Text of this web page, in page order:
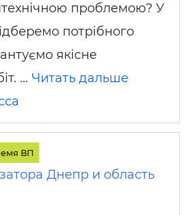
проблемою? У
потрібного
якісне
… Читать дальше
ВП
Днепр и область